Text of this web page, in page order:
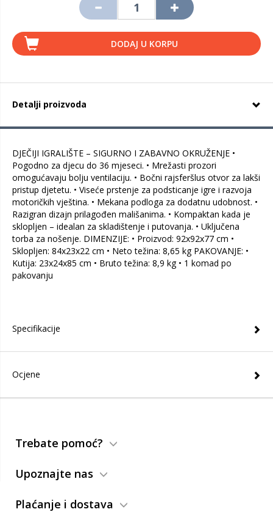
DODAJ U KORPU
Detalji proizvoda
DJEČIJI IGRALIŠTE – SIGURNO I ZABAVNO OKRUŽENJE •
Pogodno za djecu do 36 mjeseci. • Mrežasti prozori
omogućavaju bolju ventilaciju. • Bočni rajsferšlus otvor za lakši
pristup djetetu. • Viseće prstenje za podsticanje igre i razvoja
motoričkih vještina. • Mekana podloga za dodatnu udobnost. •
Razigran dizajn prilagođen mališanima. • Kompaktan kada je
sklopljen – idealan za skladištenje i putovanja. • Uključena
torba za nošenje. DIMENZIJE: • Proizvod: 92x92x77 cm •
Sklopljen: 84x23x22 cm • Neto težina: 8,65 kg PAKOVANJE: •
Kutija: 23x24x85 cm • Bruto težina: 8,9 kg • 1 komad po
pakovanju
Specifikacije
Ocjene
Trebate pomoć?
Upoznajte nas
Plaćanje i dostava